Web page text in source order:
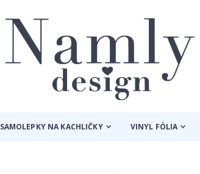
SAMOLEPKY NA KACHLIČKY VINYL FÓLIA